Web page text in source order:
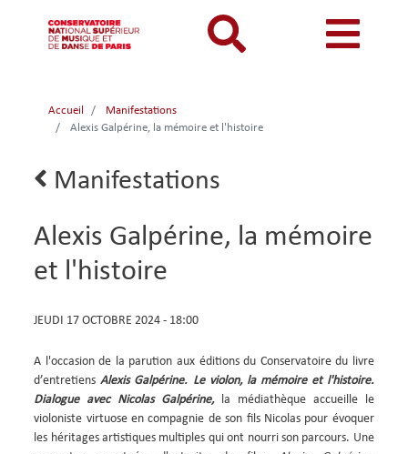
au
contenu
Catalogue
Mon
responsive
mobile
Menu
compte
mobile
Je me connecte
Je me connecte pour la première fois
Menu
BIBLIOTHEQUES ET ARCHIVES
INFORMATIONS PRATIQUES
LECTURES A VUE
FONDS CDMC-MMC
Accueil
Manifestations
Alexis Galpérine, la mémoire et l'histoire
Lien Manifestations
Alexis Galpérine, la mémoire
et l'histoire
DATE
HEURE
DE
LA
MANIFESTATION
JEUDI 17 OCTOBRE 2024 - 18:00
A l'occasion de la parution aux éditions du Conservatoire du livre
d’entretiensAlexis Galpérine. Le violon, la mémoire et l'histoire.
Dialogue avec Nicolas Galpérine,la médiathèque accueille le
violoniste virtuose en compagnie de son fils Nicolas pour évoquer
les héritages artistiques multiples qui ont nourri son parcours. Une